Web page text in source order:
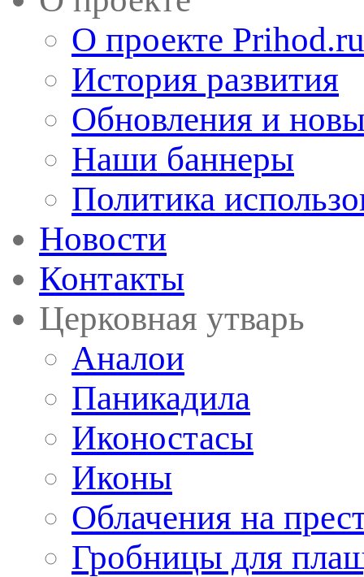
О проекте Prihod.ru
История развития
Обновления и
Наши баннеры
Политика
Новости
Контакты
Церковная утварь
Аналои
Паникадила
Иконостасы
Иконы
Облачения на
Гробницы для